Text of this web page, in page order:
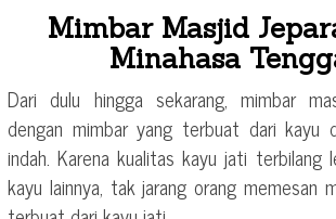
Mimbar Masjid
Minahasa
Dari dulu hingga sekarang, mimbar
dengan mimbar yang terbuat dari kayu
indah. Karena kualitas kayu jati terbilang
kayu lainnya, tak jarang orang memesan